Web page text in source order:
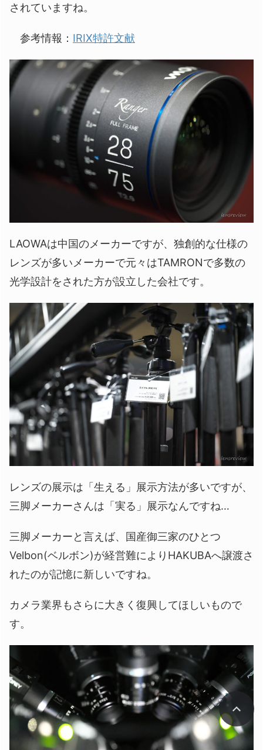
されていますね。
参考情報： IRIX特許文献
LAOWAは中国のメーカーですが、独創的な仕様の
レンズが多いメーカーで元々はTAMRONで多数の
光学設計をされた方が設立した会社です。
レンズの展示は「生える」展示方法が多いですが、
三脚メーカーさんは「実る」展示なんですね…
三脚メーカーと言えば、国産御三家のひとつ
Velbon(ベルボン)が経営難によりHAKUBAへ譲渡さ
れたのが記憶に新しいですね。
カメラ業界もさらに大きく復興してほしいもので
す。